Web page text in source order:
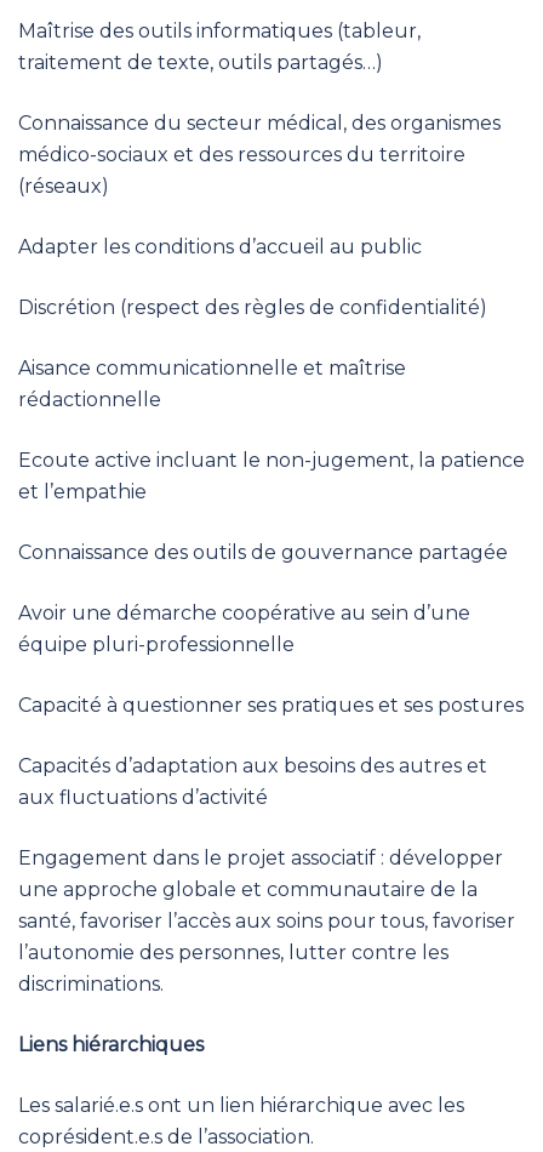
Maîtrise des outils informatiques (tableur,
traitement de texte, outils partagés…)
Connaissance du secteur médical, des organismes
médico-sociaux et des ressources du territoire
(réseaux)
Adapter les conditions d’accueil au public
Discrétion (respect des règles de confidentialité)
Aisance communicationnelle et maîtrise
rédactionnelle
Ecoute active incluant le non-jugement, la patience
et l’empathie
Connaissance des outils de gouvernance partagée
Avoir une démarche coopérative au sein d’une
équipe pluri-professionnelle
Capacité à questionner ses pratiques et ses postures
Capacités d’adaptation aux besoins des autres et
aux fluctuations d’activité
Engagement dans le projet associatif : développer
une approche globale et communautaire de la
santé, favoriser l’accès aux soins pour tous, favoriser
l’autonomie des personnes, lutter contre les
discriminations.
Liens hiérarchiques
Les salarié.e.s ont un lien hiérarchique avec les
coprésident.e.s de l’association.